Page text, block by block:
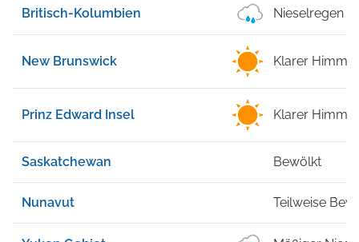
Britisch-Kolumbien Nieselregen
New Brunswick Klarer Himmel
Prinz Edward Insel Klarer Himmel
Saskatchewan Bewölkt
Nunavut Teilweise